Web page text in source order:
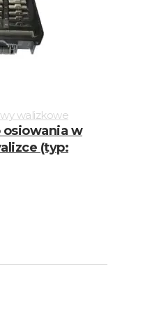
walizkowe
osiowania w
(typ: